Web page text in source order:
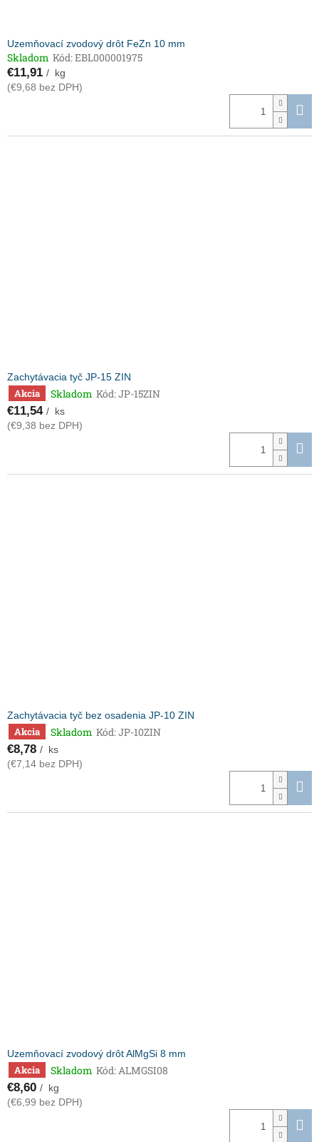
Uzemňovací zvodový drôt FeZn 10 mm
Skladom Kód:EBL000001975
€11,91 / kg
(€9,68 bez DPH)
Zachytávacia tyč JP-15 ZIN
Akcia Skladom Kód:JP-15ZIN
€11,54 / ks
(€9,38 bez DPH)
Zachytávacia tyč bez osadenia JP-10 ZIN
Akcia Skladom Kód:JP-10ZIN
€8,78 / ks
(€7,14 bez DPH)
Uzemňovací zvodový drôt AlMgSi 8 mm
Akcia Skladom Kód:ALMGSI08
€8,60 / kg
(€6,99 bez DPH)